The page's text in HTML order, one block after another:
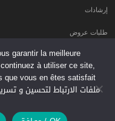
إرشادات
طلبات عروض
دليل الجمعيات
عروض عمل
النشرة البريدية
garantir la meilleure
à utiliser ce site,
ملفات الارتباط لتحسين و